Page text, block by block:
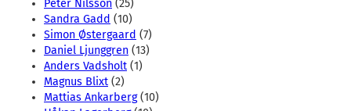
Peter Nilsson (25)
Sandra Gadd (10)
Simon Østergaard (7)
Daniel Ljunggren (13)
Anders Vadsholt (1)
Magnus Blixt (2)
Mattias Ankarberg(10)